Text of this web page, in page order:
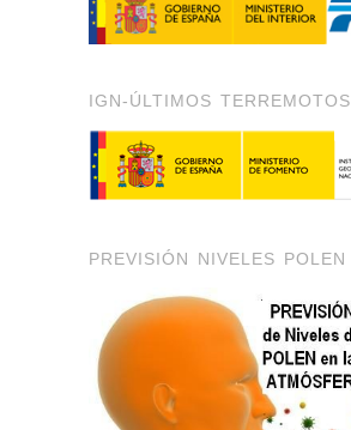
IGN-ÚLTIMOS TERREMOTOS
PREVISIÓN NIVELES POLEN